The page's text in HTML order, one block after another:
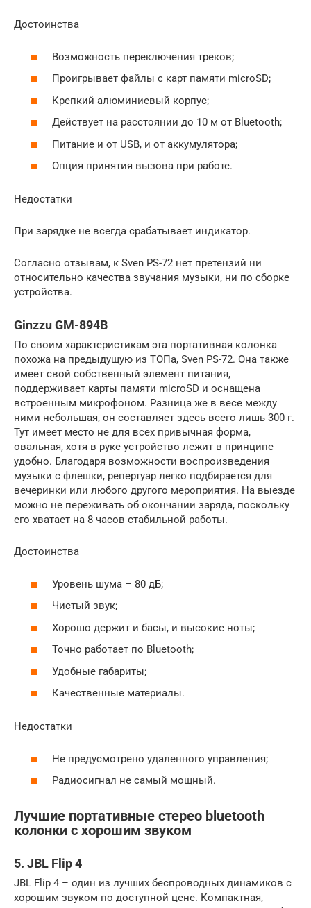
Достоинства
Возможность переключения треков;
Проигрывает файлы с карт памяти microSD;
Крепкий алюминиевый корпус;
Действует на расстоянии до 10 м от Bluetooth;
Питание и от USB, и от аккумулятора;
Опция принятия вызова при работе.
Недостатки
При зарядке не всегда срабатывает индикатор.
Согласно отзывам, к Sven PS-72 нет претензий ни
относительно качества звучания музыки, ни по сборке
устройства.
Ginzzu GM-894B
По своим характеристикам эта портативная колонка
похожа на предыдущую из ТОПа, Sven PS-72. Она также
имеет свой собственный элемент питания,
поддерживает карты памяти microSD и оснащена
встроенным микрофоном. Разница же в весе между
ними небольшая, он составляет здесь всего лишь 300 г.
Тут имеет место не для всех привычная форма,
овальная, хотя в руке устройство лежит в принципе
удобно. Благодаря возможности воспроизведения
музыки с флешки, репертуар легко подбирается для
вечеринки или любого другого мероприятия. На выезде
можно не переживать об окончании заряда, поскольку
его хватает на 8 часов стабильной работы.
Достоинства
Уровень шума – 80 дБ;
Чистый звук;
Хорошо держит и басы, и высокие ноты;
Точно работает по Bluetooth;
Удобные габариты;
Качественные материалы.
Недостатки
Не предусмотрено удаленного управления;
Радиосигнал не самый мощный.
Лучшие портативные стерео bluetooth
колонки с хорошим звуком
5. JBL Flip 4
JBL Flip 4 – один из лучших беспроводных динамиков с
хорошим звуком по доступной цене. Компактная,